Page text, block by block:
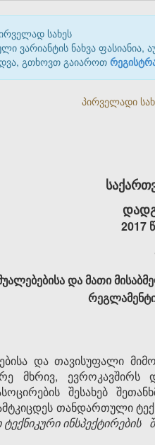
სახეს
ვარიანტის ნახვა ფასიანია,
გთხოვთ გაიაროთ
პირველადი
2017
და მათი
და თავისუფალი
მხრივ,
შესახებ
თანდართული
ინსპექტირების